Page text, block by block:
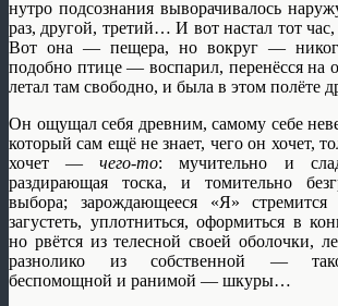
нутро подсознания выворачивалось
раз, другой, третий… И вот настал тот
Вот она — пещера, но вокруг —
подобно птице — воспарил, перенёсся на
летал там свободно, и была в этом полёте
Он ощущал себя древним, самому себе
который сам ещё не знает, чего он хочет,
хочет —чего-то: мучительно и
раздирающая тоска, и томительно
выбора; зарождающееся «Я» стремится
загустеть, уплотниться, оформиться в
но рвётся из телесной своей оболочки,
разнолико из собственной —
беспомощной и ранимой — шкуры…